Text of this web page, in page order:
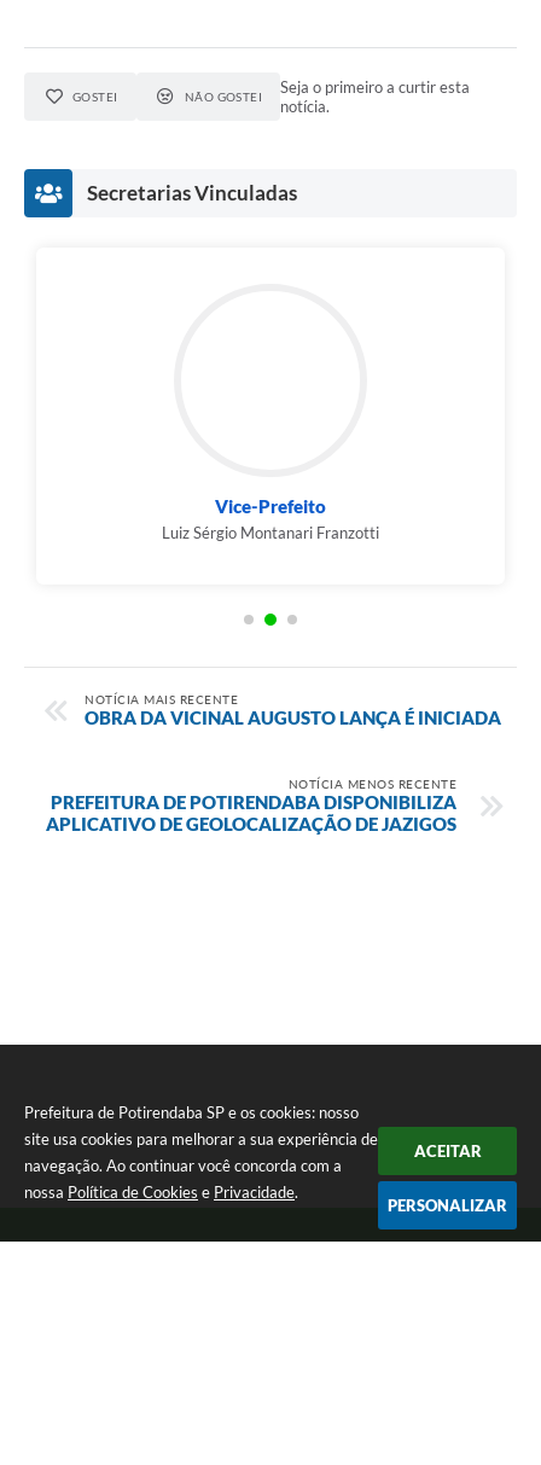
Prefeitura de Potirendaba SP e os cookies: nosso
site usa cookies para melhorar a sua experiência de
navegação. Ao continuar você concorda com a
nossa Política de Cookies e Privacidade.
ACEITAR
PERSONALIZAR
GOSTEI NÃO GOSTEI
Seja o primeiro a curtir esta
notícia.
Secretarias Vinculadas
Vice-Prefeito
Luiz Sérgio Montanari Franzotti
NOTÍCIA MAIS RECENTE
OBRA DA VICINAL AUGUSTO LANÇA É INICIADA
NOTÍCIA MENOS RECENTE
PREFEITURA DE POTIRENDABA DISPONIBILIZA
APLICATIVO DE GEOLOCALIZAÇÃO DE JAZIGOS